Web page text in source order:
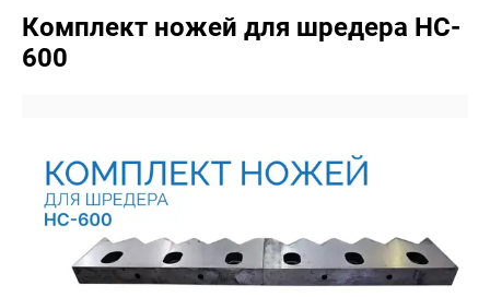
Комплект ножей для шредера HC-
600